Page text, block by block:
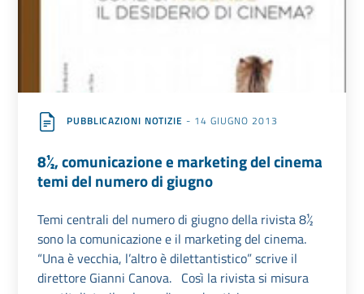
PUBBLICAZIONI NOTIZIE - 14 GIUGNO 2013
8½, comunicazione e marketing del cinema
temi del numero di giugno
Temi centrali del numero di giugno della rivista 8½
sono la comunicazione e il marketing del cinema.
“Una è vecchia, l’altro è dilettantistico” scrive il
direttore Gianni Canova. Così la rivista si misura